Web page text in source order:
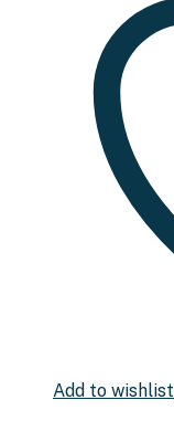
Add to wishlist